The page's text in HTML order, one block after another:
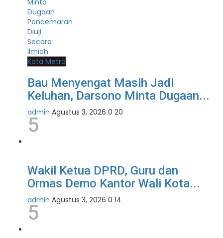
Kota Metro
Bau Menyengat Masih Jadi
Keluhan, Darsono Minta Dugaan...
admin Agustus 3, 2026 0 20
5
Wakil Ketua DPRD, Guru dan
Ormas Demo Kantor Wali Kota...
admin Agustus 3, 2026 0 14
5